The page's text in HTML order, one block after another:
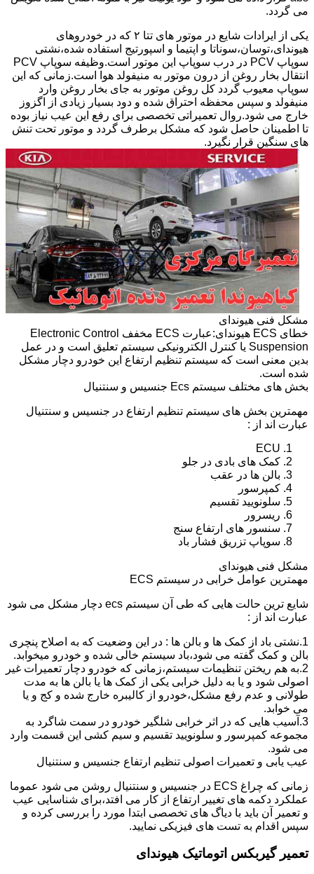
می گردد.
یکی از ایرادات شایع در موتور های تتا ۲ که در خودروهای
هیوندای،توسان،سوناتا و اپتیما و اسپورتیج استفاده شده،نشتی
سوپاپ PCV در درب سوپاپ این موتور است.وظیفه سوپاپ PCV
انتقال بخار روغن از درون موتور به منیفولد هوا است.زمانی که این
سوپاپ معیوب گردد کل روغن موتور به جای بخار روغن وارد
منیفولد و سپس محفظه احتراق شده و دود بسیار زیادی از اگزوز
خارج می شود.روال تعمیراتی تخصصی برای رفع این عیب نیاز بوده
تا اطمینان حاصل شود که مشکل برطرف گردد و موتور تحت تنش
های سنگین قرار نگیرد.
مشکل فنی هیوندای
خطای ECS هیوندای:عبارت ECS مخفف Electronic Control
Suspension یا کنترل الکترونیکی سیستم تعلیق است و در عمل
بدین معنی است که سیستم تنظیم ارتفاع این خودرو دچار مشکل
شده است.
بخش های مختلف سیستم Ecs جنسیس و سنتنیال
مهمترین بخش های سیستم تنظیم ارتفاع در جنسیس و سنتنیال
عبارت اند از :
ECU
کمک های بادی در جلو
بالن ها در عقب
کمپرسور
سلونویید تقسیم
ریسرور
سنسور های ارتفاع سنج
سوپاپ تزریق فشار باد
مشکل فنی هیوندای
مهمترین عوامل خرابی در سیستم ECS
شایع ترین حالت هایی که طی آن سیستم ecs دچار مشکل می شود
عبارت اند از :
1.نشتی باد از کمک ها و بالن ها : در این وضعیت که به اصلاح پنچری
بالن و کمک گفته می شود،باد سیستم خالی شده و خودرو میخوابد.
2.به هم ریختن تنظیمات سیستم،زمانی که خودرو دچار تعمیرات غیر
اصولی شود و یا به دلیل خرابی یکی از کمک ها یا بالن ها به مدت
طولانی و عدم رفع مشکل،خودرو از کالیبره خارج شده و کج و یا
می خوابد.
3.آسیب هایی که در اثر خرابی شلگیر خودرو در سمت شاگرد به
مجموعه کمپرسور و سلونویید تقسیم و سیم کشی این قسمت وارد
می شود.
عیب یابی و تعمیرات اصولی تنظیم ارتفاع جنسیس و سنتنیال
زمانی که چراغ ECS در جنسیس و سنتنیال روشن می شود عموما
عملکرد دکمه های تغییر ارتفاع از کار می افتد،برای شناسایی عیب
و تعمیر آن باید با دیاگ های تخصصی ابتدا مورد را بررسی کرده و
سپس اقدام به تست های فیزیکی نمایید.
تعمیر گیربکس اتوماتیک هیوندای